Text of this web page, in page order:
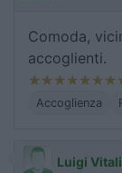
Comoda,
accoglienti.
Accoglienza
Luigi Vitali